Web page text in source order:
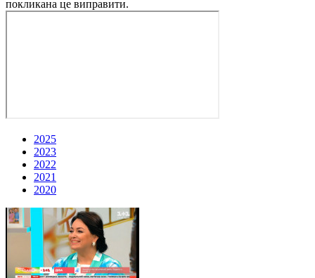
покликана це виправити.
2025
2023
2022
2021
2020